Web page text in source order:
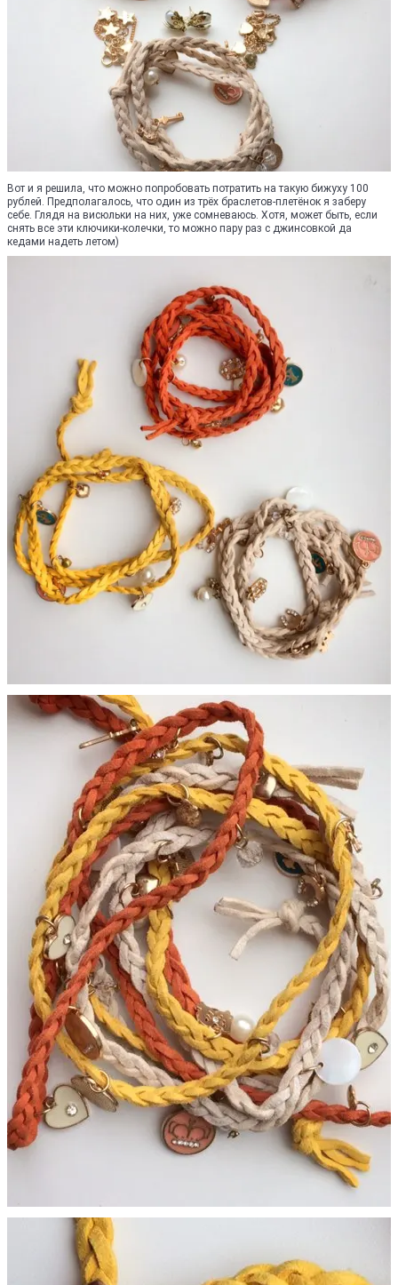
Вот и я решила, что можно попробовать потратить на такую бижуху 100
рублей. Предполагалось, что один из трёх браслетов-плетёнок я заберу
себе. Глядя на висюльки на них, уже сомневаюсь. Хотя, может быть, если
снять все эти ключики-колечки, то можно пару раз с джинсовкой да
кедами надеть летом)